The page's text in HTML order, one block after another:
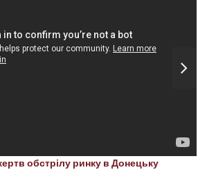
обстрілу ринку в Донецьку